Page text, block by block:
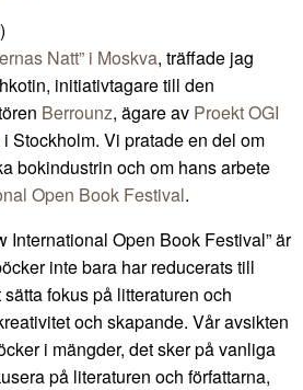
Natt” i Moskva, träffade jag
initiativtagare till den
Berrounz, ägare av Proekt OGI
i Stockholm. Vi pratade en del om
bokindustrin och om hans arbete
Open Book Festival.
International Open Book Festival” är
inte bara har reducerats till
fokus på litteraturen och
och skapande. Vår avsikten
i mängder, det sker på vanliga
på literaturen och författarna,